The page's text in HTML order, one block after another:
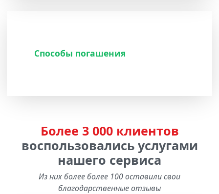
Способы погашения
Более 3 000 клиентов
воспользовались услугами
нашего сервиса
Из них более более 100 оставили свои
благодарственные отзывы